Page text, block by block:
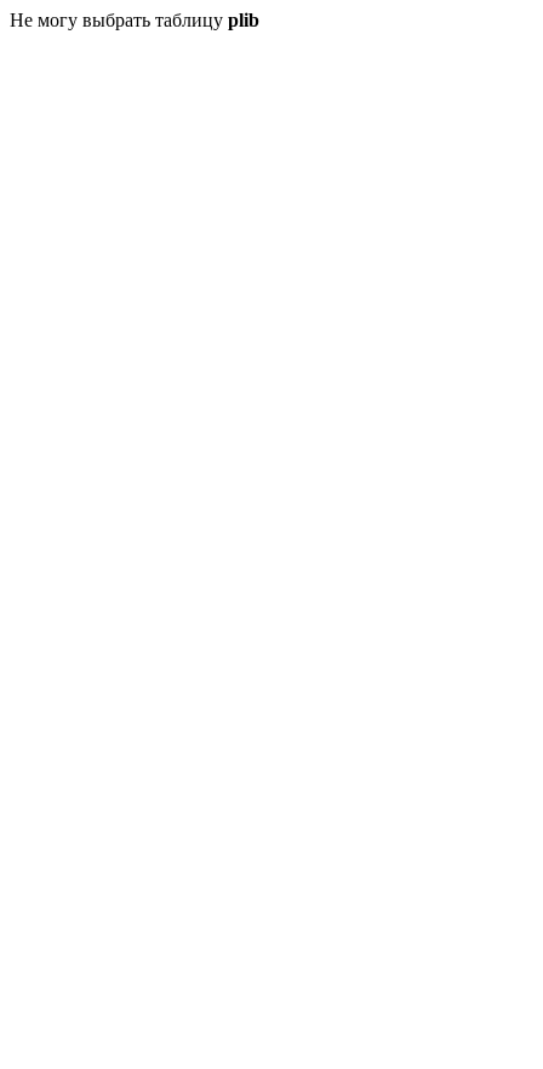
Не могу выбрать таблицу plib